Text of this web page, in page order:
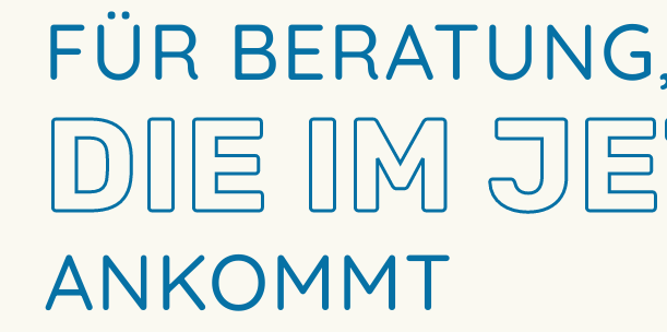
FÜR
DIE IM
ANKOMMT